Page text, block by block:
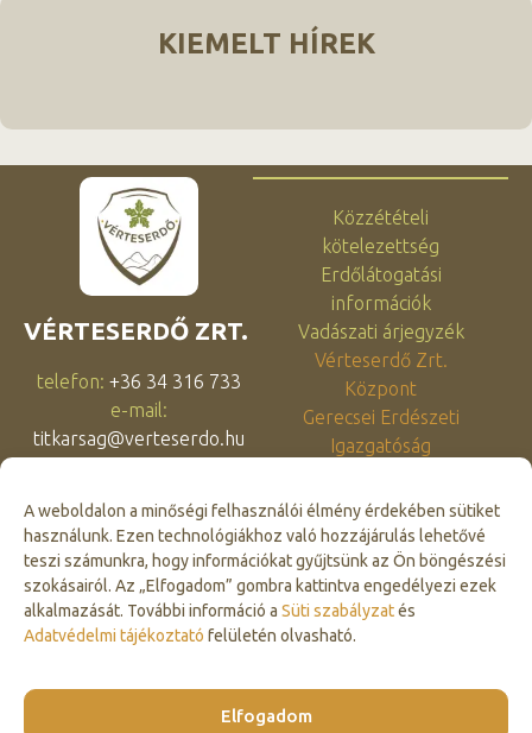
A weboldalon a minőségi felhasználói élmény érdekében sütiket
használunk. Ezen technológiákhoz való hozzájárulás lehetővé
teszi számunkra, hogy információkat gyűjtsünk az Ön böngészési
szokásairól. Az „Elfogadom” gombra kattintva engedélyezi ezek
alkalmazását. További információ a Süti szabályzatés
Adatvédelmi tájékoztató felületén olvasható.
Elfogadom
KIEMELT HÍREK
VÉRTESERDŐ ZRT.
telefon: +36 34 316 733
e-mail:
titkarsag@verteserdo.hu
KAPCSOLATFELVÉTEL
Közzétételi
kötelezettség
Erdőlátogatási
információk
Vadászati árjegyzék
Vérteserdő Zrt.
Központ
Gerecsei Erdészeti
Igazgatóság
Igazgatóság
Észak-Vértesi Erdészeti
Igazgatóság
Síkvidéki Erdészeti
Igazgatóság
Impresszum